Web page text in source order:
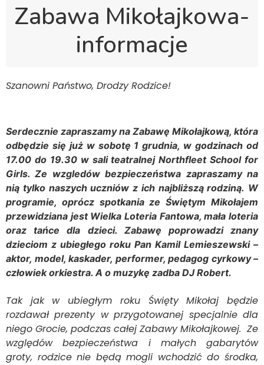
Zabawa Mikołajkowa-
informacje
Szanowni Państwo, Drodzy Rodzice!
Serdecznie zapraszamy na Zabawę Mikołajkową, która
odbędzie się już w sobotę 1 grudnia, w godzinach od
17.00 do 19.30 w sali teatralnej Northfleet School for
Girls. Ze wzgledów bezpieczeństwa zapraszamy na
nią tylko naszych uczniów z ich najbliższą rodziną. W
programie, oprócz spotkania ze Świętym Mikołajem
przewidziana jest Wielka Loteria Fantowa, mała loteria
oraz tańce dla dzieci. Zabawę poprowadzi znany
dzieciom z ubiegłego roku Pan Kamil Lemieszewski –
aktor, model, kaskader, performer, pedagog cyrkowy –
człowiek orkiestra. A o muzykę zadba DJ Robert.
Tak jak w ubiegłym roku Święty Mikołaj będzie
rozdawał prezenty w przygotowanej specjalnie dla
niego Grocie, podczas całej Zabawy Mikołajkowej. Ze
względów bezpieczeństwa i małych gabarytów
groty, rodzice nie będą mogli wchodzić do środka,